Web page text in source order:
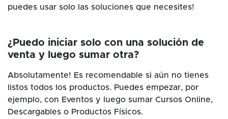
puedes usar solo las soluciones que necesites!
¿Puedo iniciar solo con una solución de
venta y luego sumar otra?
Absolutamente! Es recomendable si aún no tienes
listos todos los productos. Puedes empezar, por
ejemplo, con Eventos y luego sumar Cursos Online,
Descargables o Productos Físicos.